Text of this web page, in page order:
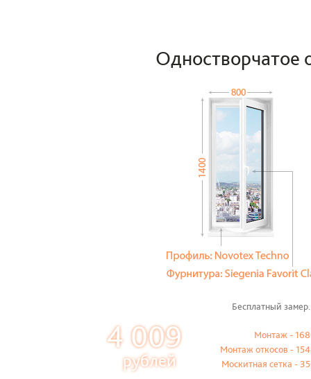
Одностворчатое
Бесплатный
4 009
рублей
Монтаж -
Монтаж откосов -
Москитная сетка -